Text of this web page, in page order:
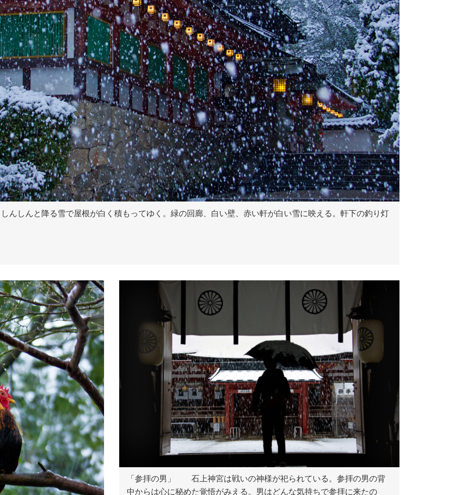
しんと降る雪で屋根が白く積もってゆく。緑の回廊、白い壁、赤い軒が白い雪に映える。軒下の釣り灯
「参拝の男」 石上神宮は戦いの神様が祀られている。参拝の男の背
中からは心に秘めた覚悟がみえる。男はどんな気持ちで参拝に来たの